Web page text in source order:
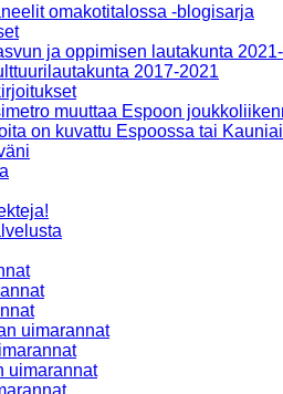
omakotitalossa -blogisarja
ja oppimisen lautakunta
2017-2021
muuttaa Espoon
on kuvattu Espoossa tai
uimarannat
uimarannat